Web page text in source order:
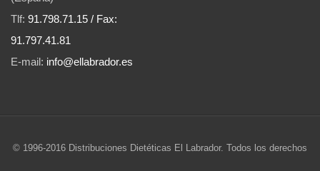
Tlf: 91.798.71.15 / Fax:
91.797.41.81
E-mail: info@ellabrador.es
© 1996-2016 Distribuciones Dietéticas El Labrador. Todos los derechos